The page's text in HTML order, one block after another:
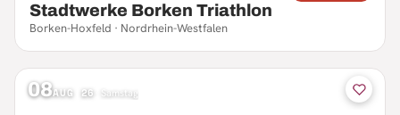
Stadtwerke Borken Triathlon
Borken-Hoxfeld · Nordrhein-Westfalen
08AUG 26 Samstag